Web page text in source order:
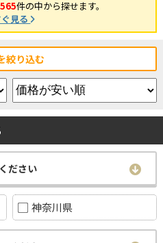
件の中から探せます。
見る
絞り込む
ださい
神奈川県